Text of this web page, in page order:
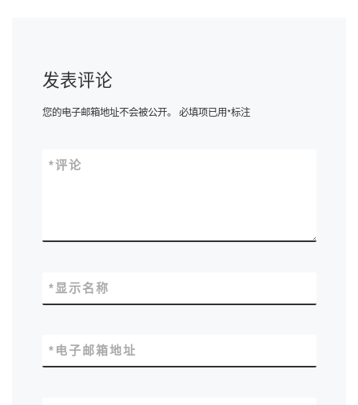
发表评论
您的电子邮箱地址不会被公开。 必填项已用*标注
评论
*
显示名称
*
电子邮箱地址
*